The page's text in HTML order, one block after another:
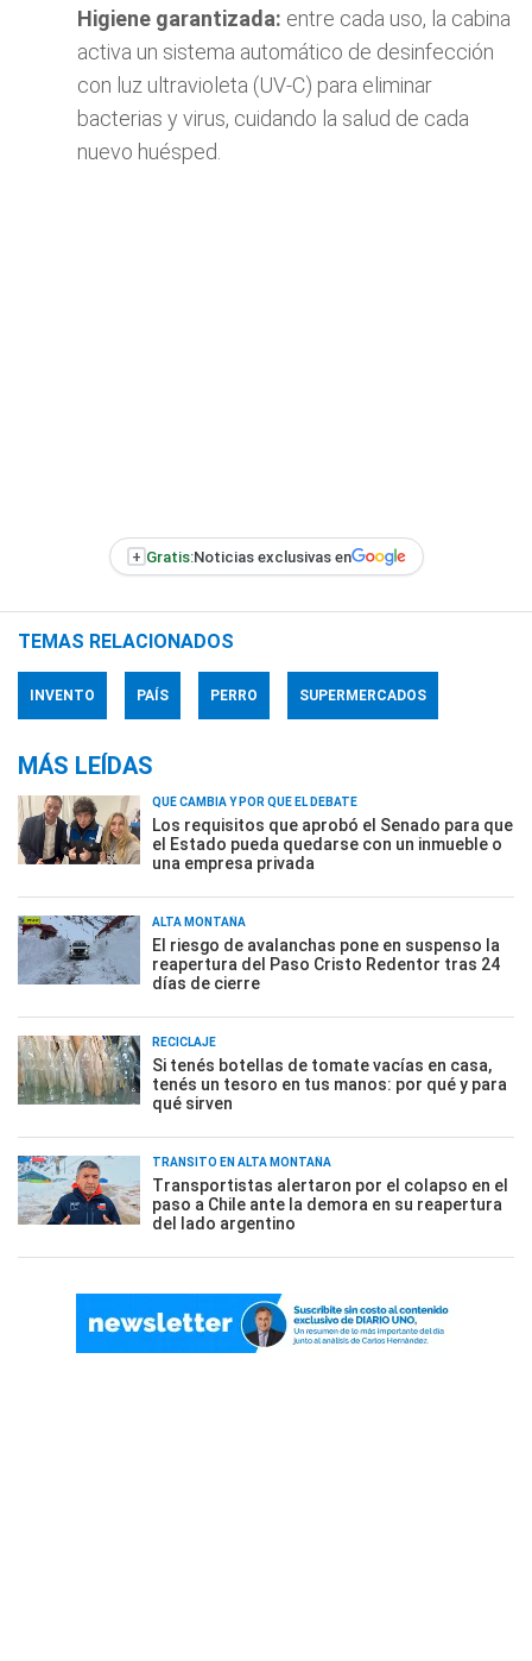
Higiene garantizada: entre cada uso, la cabina
activa un sistema automático de desinfección
con luz ultravioleta (UV-C) para eliminar
bacterias y virus, cuidando la salud de cada
nuevo huésped.
+ Gratis:Noticias exclusivas en
TEMAS RELACIONADOS
INVENTO PAÍS PERRO SUPERMERCADOS
MÁS LEÍDAS
QUÉ CAMBIA Y POR QUÉ EL DEBATE
Los requisitos que aprobó el Senado para que
el Estado pueda quedarse con un inmueble o
una empresa privada
ALTA MONTAÑA
El riesgo de avalanchas pone en suspenso la
reapertura del Paso Cristo Redentor tras 24
días de cierre
RECICLAJE
Si tenés botellas de tomate vacías en casa,
tenés un tesoro en tus manos: por qué y para
qué sirven
TRÁNSITO EN ALTA MONTAÑA
Transportistas alertaron por el colapso en el
paso a Chile ante la demora en su reapertura
del lado argentino